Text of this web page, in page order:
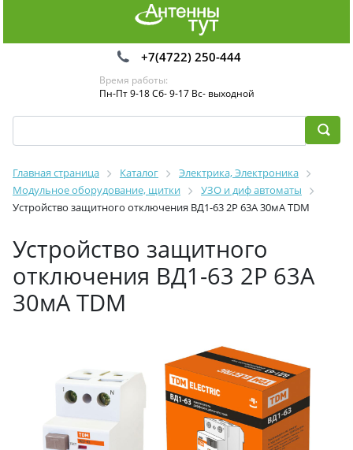
+7(4722) 250-444
Время работы:
Пн-Пт 9-18 Сб- 9-17 Вс- выходной
Главная страница Каталог
Электрика, Электроника
Модульное оборудование, щитки
УЗО и диф автоматы
Устройство защитного отключения ВД1-63 2Р 63А 30мА TDM
Устройство защитного
отключения ВД1-63 2Р 63А
30мА TDM